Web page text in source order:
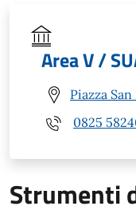
Area V /
Piazza
0825
Strumenti